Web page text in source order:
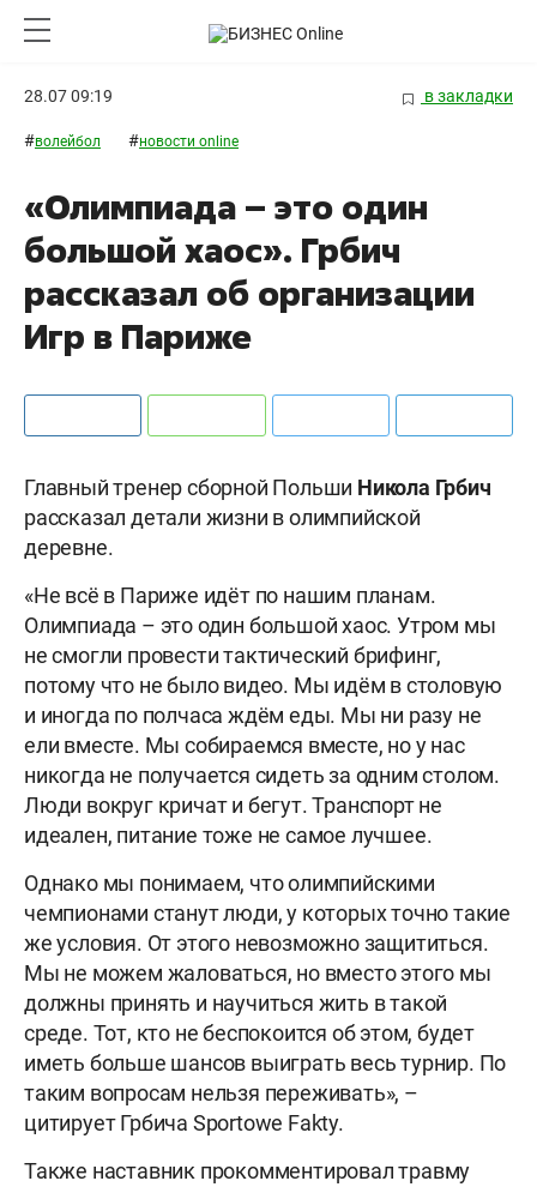
28.07 09:19 в закладки
#волейбол #новости online
«Олимпиада – это один
большой хаос». Грбич
рассказал об организации
Игр в Париже
Главный тренер сборной Польши Никола Грбич
рассказал детали жизни в олимпийской
деревне.
«Не всё в Париже идёт по нашим планам.
Олимпиада – это один большой хаос. Утром мы
не смогли провести тактический брифинг,
потому что не было видео. Мы идём в столовую
и иногда по полчаса ждём еды. Мы ни разу не
ели вместе. Мы собираемся вместе, но у нас
никогда не получается сидеть за одним столом.
Люди вокруг кричат и бегут. Транспорт не
идеален, питание тоже не самое лучшее.
Однако мы понимаем, что олимпийскими
чемпионами станут люди, у которых точно такие
же условия. От этого невозможно защититься.
Мы не можем жаловаться, но вместо этого мы
должны принять и научиться жить в такой
среде. Тот, кто не беспокоится об этом, будет
иметь больше шансов выиграть весь турнир. По
таким вопросам нельзя переживать», –
цитирует Грбича Sportowe Fakty.
Также наставник прокомментировал травму